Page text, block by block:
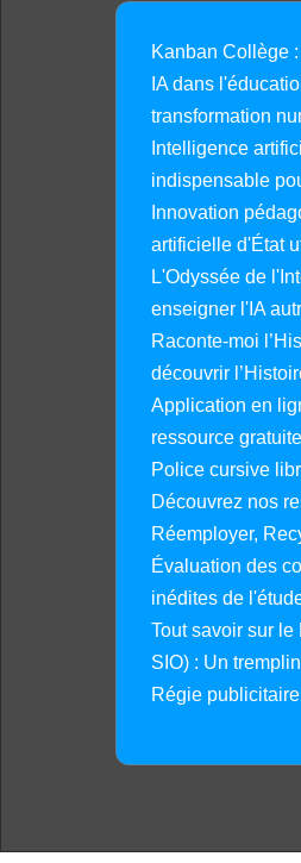
Kanban Collège
IA dans
transformation
Intelligence
indispensable
Innovation
artificielle d'État
L'Odyssée de
enseigner l'IA
Raconte-moi
découvrir
Application en
ressource
Police cursive
Découvrez nos
Réemployer,
Évaluation des
inédites de
Tout savoir sur
SIO) : Un
Régie